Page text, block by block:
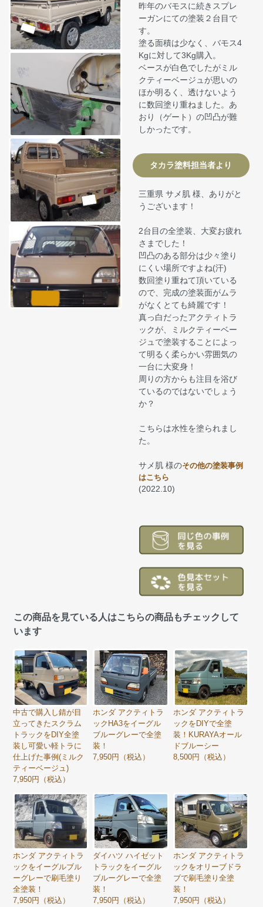
昨年のバモスに続きスプレ
ーガンにての塗装２台目で
す。
塗る面積は少なく、バモス4
Kgに対して3Kg購入。
ベースが白色でしたがミル
クティーベージュが思いの
ほか明るく、透けないよう
に数回塗り重ねました。あ
おり（ゲート）の凹凸が難
しかったです。
タカラ塗料担当者より
三重県 サメ肌 様、ありがと
うございます！
2台目の全塗装、大変お疲れ
さまでした！
凹凸のある部分は少々塗り
にくい場所ですよね(汗)
数回塗り重ねて頂いている
ので、完成の塗装面がムラ
がなくとても綺麗です！
真っ白だったアクティトラ
ックが、ミルクティーベー
ジュで塗装することによっ
て明るく柔らかい雰囲気の
一台に大変身！
周りの方からも注目を浴び
ているのではないでしょう
か？
こちらは水性を塗られまし
た。
サメ肌 様のその他の塗装事例
はこちら
(2022.10)
この商品を見ている人はこちらの商品もチェックして
います
中古で購入し錆が目
立ってきたスクラム
トラックをDIY全塗
装し可愛い軽トラに
仕上げた事例(ミルク
ティーベージュ)
7,950円（税込）
ホンダ アクティトラ
ックHA3をイーグル
ブルーグレーで全塗
装！
7,950円（税込）
ホンダ アクティトラ
ックをDIYで全塗
装！KURAYAオール
ドブルーシー
8,500円（税込）
ホンダ アクティトラ
ックをイーグルブル
ーグレーで刷毛塗り
全塗装！
7,950円（税込）
ダイハツ ハイゼット
トラックをイーグル
ブルーグレーで全塗
装！
7,950円（税込）
ホンダ アクティトラ
ックをオリーブドラ
ブで刷毛塗り全塗
装！
7,950円（税込）